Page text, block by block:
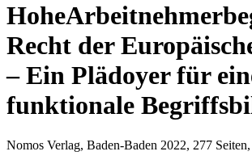
Hohe
Recht der
– Ein Plädoyer für
funktionale
Nomos Verlag, Baden-Baden 2022, 277